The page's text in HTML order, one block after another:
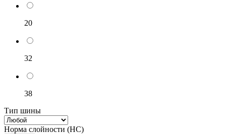
20
32
38
Тип шины
Норма слойности (НС)